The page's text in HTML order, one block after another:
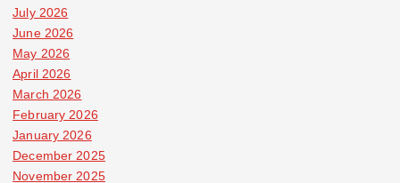
July 2026
June 2026
May 2026
April 2026
March 2026
February 2026
January 2026
December 2025
November 2025